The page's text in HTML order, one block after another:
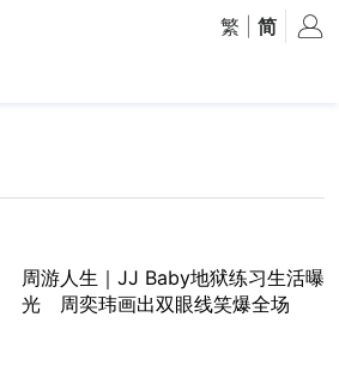
繁 简
周游人生｜JJ Baby地狱练习生活曝
光 周奕玮画出双眼线笑爆全场